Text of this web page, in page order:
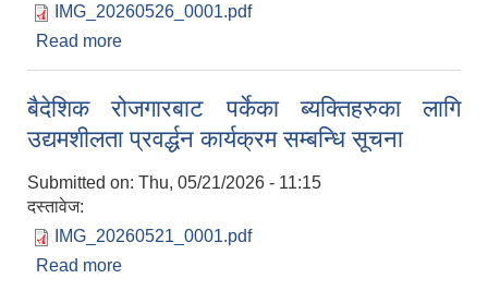
IMG_20260526_0001.pdf
Read more
बैदेशिक रोजगारबाट पर्केका ब्यक्तिहरुका लागि
उद्यमशीलता प्रवर्द्धन कार्यक्रम सम्बन्धि सूचना
Submitted on: Thu, 05/21/2026 - 11:15
दस्तावेज:
IMG_20260521_0001.pdf
Read more